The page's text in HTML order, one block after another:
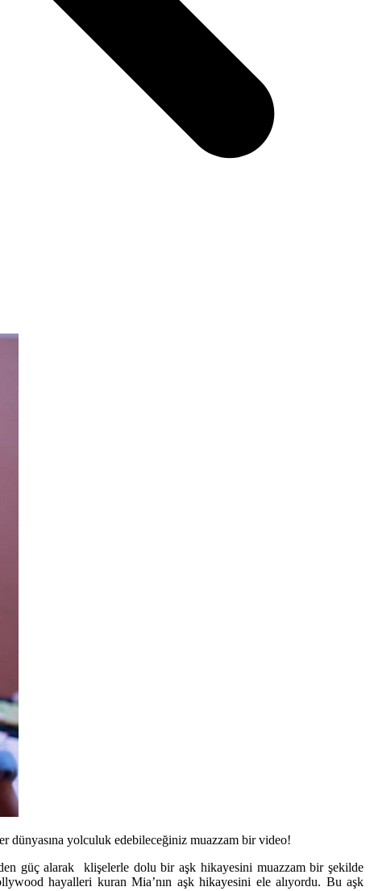
dünyasına yolculuk edebileceğiniz muazzam bir video!
güç alarak klişelerle dolu bir aşk hikayesini muazzam bir şekilde
hayalleri kuran Mia’nın aşk hikayesini ele alıyordu. Bu aşk